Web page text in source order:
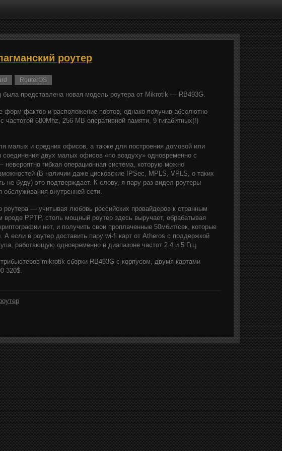
роутер
RouterOS
представлена новая модель роутера от Mikrotik — RB493G.
фактор и расположение портов, однако получив абсолютно
680Mhz, 256 MB оперативной памяти, 9 гигабитных(!)
малых и средних офисов, а также для построения домовой или
двух малых офисов «по воздуху» одновременно с
гибкая операционная система, которую можно
(В наличии даже цисковские IPSec, MPLS, VPLS, о таких
не буду) это подтверждает. К слову, я пару раз видел роутеры
внутренней сети.
роутера — учитывая любовь российских провайдеров к странным
PPTP, столь мощный роутер здесь выручает, обрабатывая
нет, и получить свои проплаченные 50мбит/сек, которые
если в роутер доставить пару wi-fi карт от Atheros c поддержкой
работающую одновременно в диапазоне частот 2.4 и 5 Ггц.
mikrotik сборки RB493G с корпусом, двумя картами
320$.